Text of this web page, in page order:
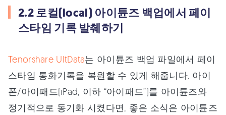
2.2 로컬(local) 아이튠즈 백업에서 페이
스타임 기록 발췌하기
Tenorshare UltData는 아이튠즈 백업 파일에서 페이
스타임 통화기록을 복원할 수 있게 해줍니다. 아이
폰/아이패드(iPad, 이하 “아이패드”)를 아이튠즈와
정기적으로 동기화 시켰다면, 좋은 소식은 아이튠즈